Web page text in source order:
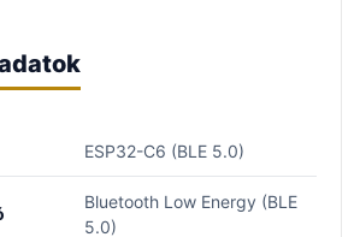
ESP32-C6 (BLE 5.0)
Bluetooth Low Energy (BLE
5.0)